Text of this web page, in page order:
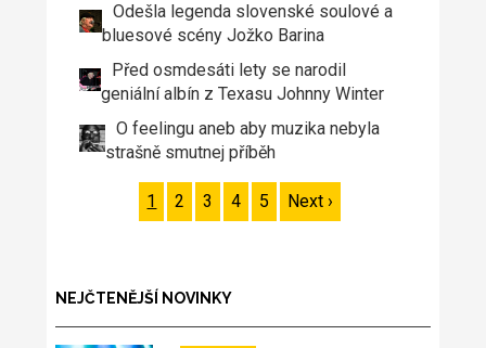
Odešla legenda slovenské soulové a
bluesové scény Jožko Barina
Před osmdesáti lety se narodil
geniální albín z Texasu Johnny Winter
O feelingu aneb aby muzika nebyla
strašně smutnej příběh
Pagination
Page
1 Page
2 Page
3 Page
4 Page
5
Následující
stránka
Next ›
NEJČTENĚJŠÍ NOVINKY